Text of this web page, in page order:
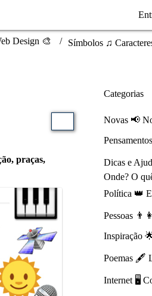
Design 🎨 Símbolos ♫
praças,
Categorias
Novas 📢
Dicas e
Onde? O
Política 👑
Pessoas
Inspiração
Poemas 🖋️
Internet 🖥️